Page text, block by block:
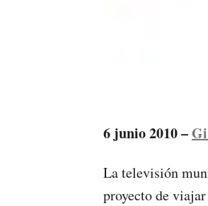
6 junio 2010 –
La televisión
proyecto de